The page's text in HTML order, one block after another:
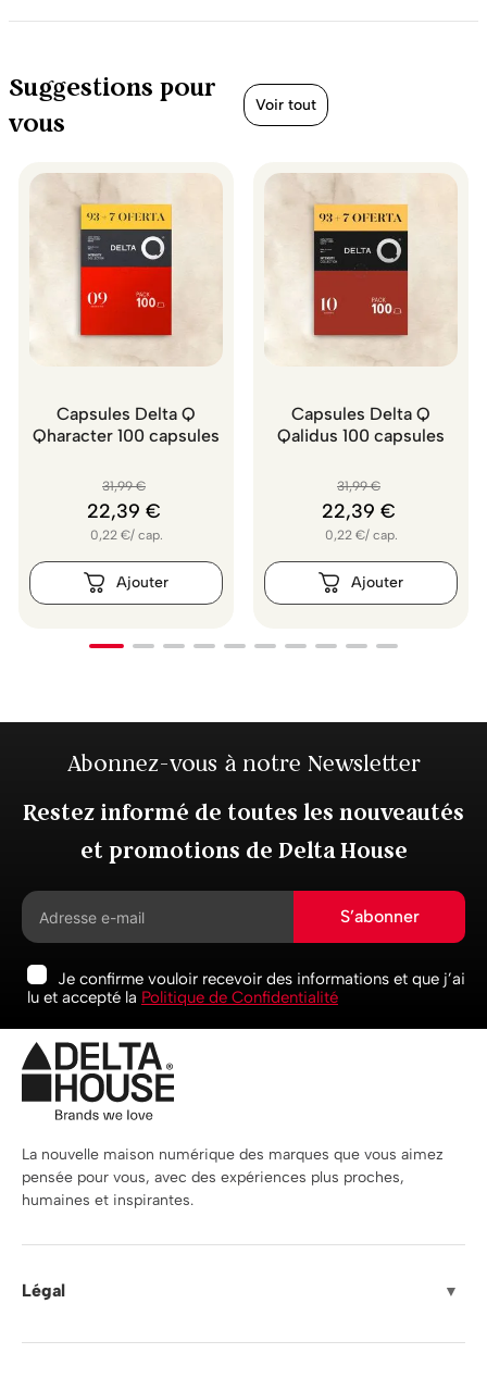
Suggestions pour
vous
Voir tout
Capsules Delta Q
Qharacter 100 capsules
31,99 €
22,39 €
0,22 €/ cap.
Capsules Delta Q
Qalidus 100 capsules
31,99 €
22,39 €
0,22 €/ cap.
Abonnez-vous à notre Newsletter
Restez informé de toutes les nouveautés
et promotions de Delta House
S’abonner
Je confirme vouloir recevoir des informations et que j’ai
lu et accepté la Politique de Confidentialité
La nouvelle maison numérique des marques que vous aimez
pensée pour vous, avec des expériences plus proches,
humaines et inspirantes.
Légal ▼